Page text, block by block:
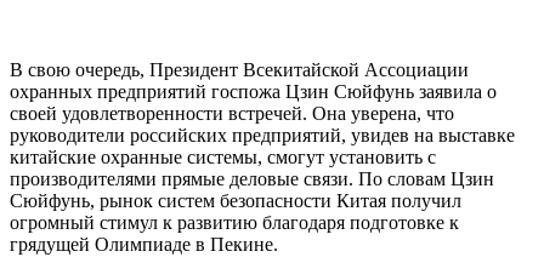
В свою очередь, Президент Всекитайской Ассоциации
охранных предприятий госпожа Цзин Сюйфунь заявила о
своей удовлетворенности встречей. Она уверена, что
руководители российских предприятий, увидев на выставке
китайские охранные системы, смогут установить с
производителями прямые деловые связи. По словам Цзин
Сюйфунь, рынок систем безопасности Китая получил
огромный стимул к развитию благодаря подготовке к
грядущей Олимпиаде в Пекине.